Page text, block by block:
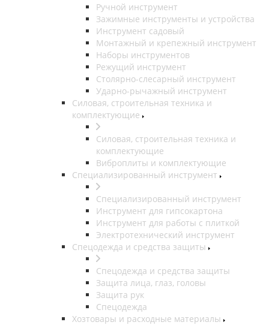
Ручной инструмент
Зажимные инструменты и устройства
Инструмент садовый
Монтажный и крепежный инструмент
Наборы инструментов
Режущий инструмент
Столярно-слесарный инструмент
Ударно-рычажный инструмент
Силовая, строительная техника и
комплектующие
Силовая, строительная техника и
комплектующие
Виброплиты и комплектующие
Специализированный инструмент
Специализированный инструмент
Инструмент для гипсокартона
Инструмент для работы с плиткой
Электротехнический инструмент
Спецодежда и средства защиты
Спецодежда и средства защиты
Защита лица, глаз, головы
Защита рук
Спецодежда
Хозтовары и расходные материалы